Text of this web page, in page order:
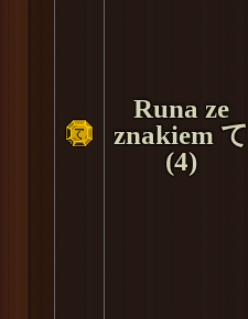
Runa ze
znakiem て
(4)